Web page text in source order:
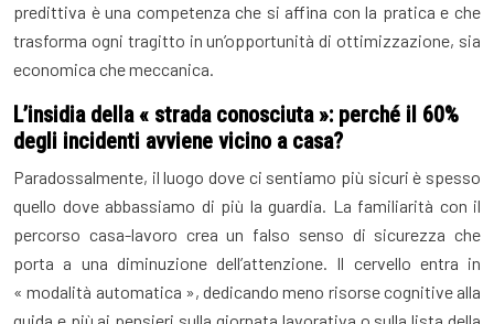
predittiva è una competenza che si affina con la pratica e che
trasforma ogni tragitto in un’opportunità di ottimizzazione, sia
economica che meccanica.
L’insidia della « strada conosciuta »: perché il 60%
degli incidenti avviene vicino a casa?
Paradossalmente, il luogo dove ci sentiamo più sicuri è spesso
quello dove abbassiamo di più la guardia. La familiarità con il
percorso casa-lavoro crea un falso senso di sicurezza che
porta a una diminuzione dell’attenzione. Il cervello entra in
« modalità automatica », dedicando meno risorse cognitive alla